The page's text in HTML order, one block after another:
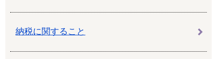
納税に関すること